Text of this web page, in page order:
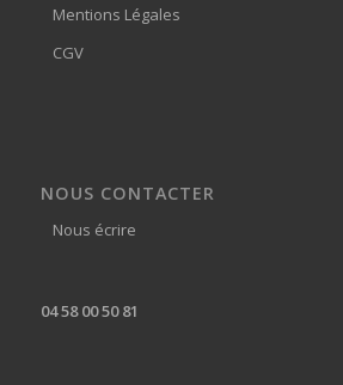
Mentions Légales
CGV
NOUS CONTACTER
Nous écrire
04 58 00 50 81